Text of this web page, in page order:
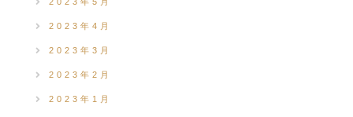
2023年4月
2023年3月
2023年2月
2023年1月